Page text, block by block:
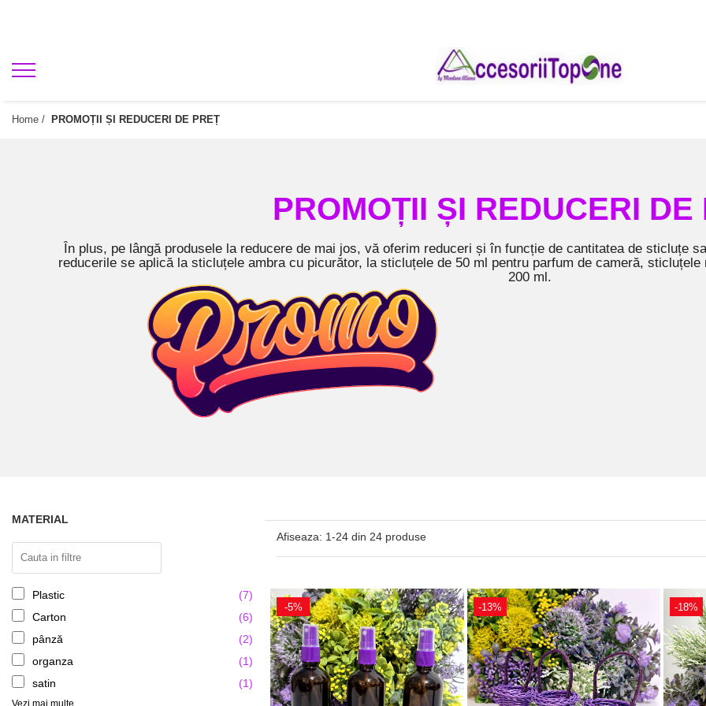
Home / PROMOȚII ȘI REDUCERI DE PREȚ
PROMOȚII ȘI REDUCERI DE
În plus, pe lângă produsele la reducere de mai jos, vă oferim reduceri și în funcție de cantitatea de sticluțe
reducerile se aplică la sticluțele ambra cu picurător, la sticluțele de 50 ml pentru parfum de cameră,
200 ml.
MATERIAL
Plastic
(7)
Carton
(6)
pânză
(2)
organza
(1)
satin
(1)
Afiseaza: 1-24 din 24 produse
-5% -13% -18%